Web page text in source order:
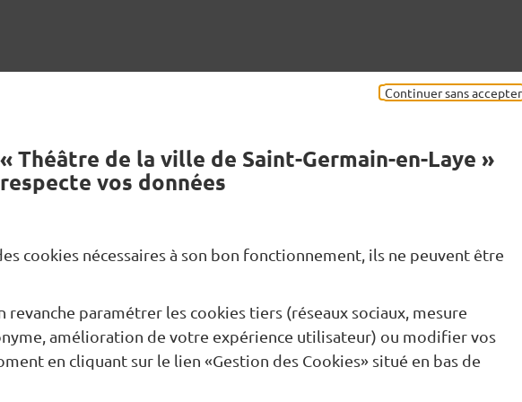
Continuer sans accepter
« Théâtre de la ville de Saint-Germain-en-Laye »
respecte vos données
cookies nécessaires à son bon fonctionnement, ils ne peuvent être
revanche paramétrer les cookies tiers (réseaux sociaux, mesure
amélioration de votre expérience utilisateur) ou modifier vos
en cliquant sur le lien «Gestion des Cookies» situé en bas de
Envoyer
Nous contacter Newsletter